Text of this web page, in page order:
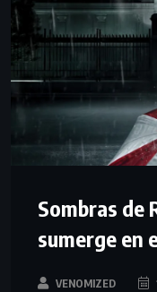
Sombras de
sumerge en
VENOMIZED